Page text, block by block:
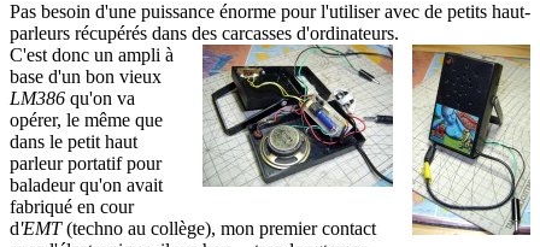
Pas besoin d'une puissance énorme pour l'utiliser avec de petits haut-
parleurs récupérés dans des carcasses d'ordinateurs.
C'est donc un ampli à
base d'un bon vieux
LM386 qu'on va
opérer, le même que
dans le petit haut
parleur portatif pour
baladeur qu'on avait
fabriqué en cour
d'EMT(techno au collège), mon premier contact